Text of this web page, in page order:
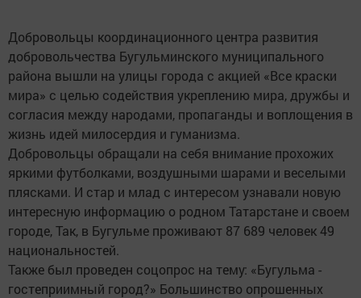
Добровольцы координационного центра развития
добровольчества Бугульминского муниципального
района вышли на улицы города с акцией «Все краски
мира» с целью содействия укреплению мира, дружбы и
согласия между народами, пропаганды и воплощения в
жизнь идей милосердия и гуманизма.
Добровольцы обращали на себя внимание прохожих
яркими футболками, воздушными шарами и веселыми
плясками. И стар и млад с интересом узнавали новую
интересную информацию о родном Татарстане и своем
городе, Так, в Бугульме проживают 87 689 человек 49
национальностей.
Также был проведен соцопрос на тему: «Бугульма -
гостеприимный город?» Большинство опрошенных